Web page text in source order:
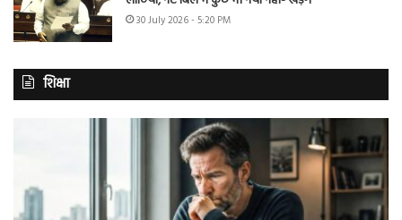
30 July 2026 - 5:20 PM
शिक्षा